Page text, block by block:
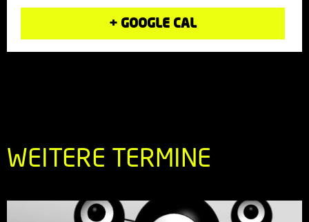
+ GOOGLE CAL
WEITERE TERMINE